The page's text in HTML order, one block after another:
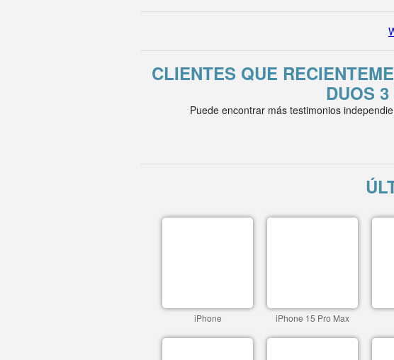
CLIENTES QUE
DUOS
Puede encontrar más testimonios
iPhone iPhone 15 Pro Max